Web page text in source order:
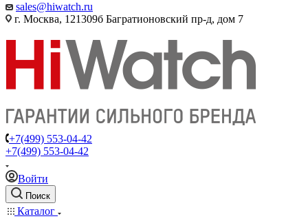
sales@hiwatch.ru
г. Москва, 121309б Багратионовский пр-д, дом 7
+7(499) 553-04-42
+7(499) 553-04-42
Войти
Поиск
Каталог